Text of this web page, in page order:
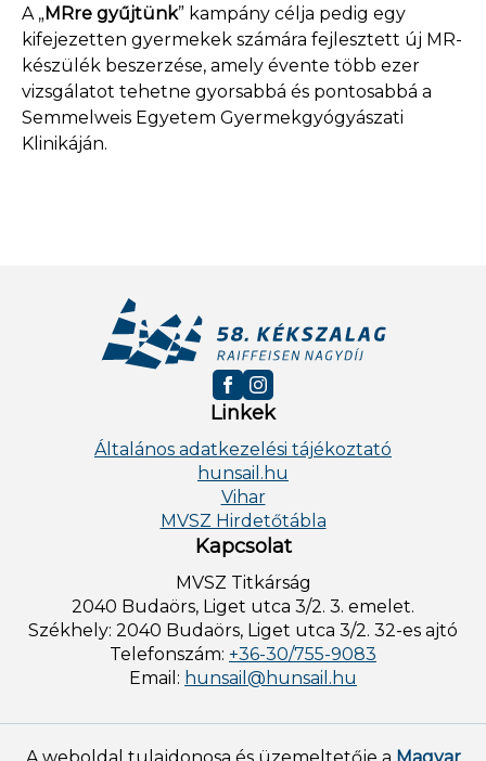
A „MRre gyűjtünk” kampány célja pedig egy
kifejezetten gyermekek számára fejlesztett új MR-
készülék beszerzése, amely évente több ezer
vizsgálatot tehetne gyorsabbá és pontosabbá a
Semmelweis Egyetem Gyermekgyógyászati
Klinikáján.
Linkek
Általános adatkezelési tájékoztató
hunsail.hu
Vihar
MVSZ Hirdetőtábla
Kapcsolat
MVSZ Titkárság
2040 Budaörs, Liget utca 3/2. 3. emelet.
Székhely: 2040 Budaörs, Liget utca 3/2. 32-es ajtó
Telefonszám: +36-30/755-9083
Email: hunsail@hunsail.hu